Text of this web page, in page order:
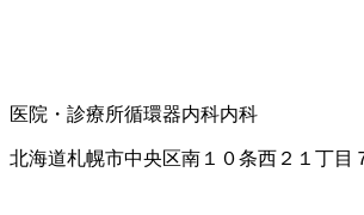
医院・診療所循環器内科内科
北海道札幌市中央区南１０条西２１丁目